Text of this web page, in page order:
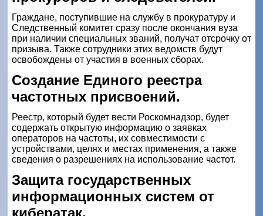
Граждане, поступившие на службу в прокуратуру и
Следственный комитет сразу после окончания вуза
при наличии специальных званий, получат отсрочку от
призыва. Также сотрудники этих ведомств будут
освобождены от участия в военных сборах.
Создание Единого реестра
частотных присвоений.
Реестр, который будет вести Роскомнадзор, будет
содержать открытую информацию о заявках
операторов на частоты, их совместимости с
устройствами, целях и местах применения, а также
сведения о разрешениях на использование частот.
Защита государственных
информационных систем от
кибератак.